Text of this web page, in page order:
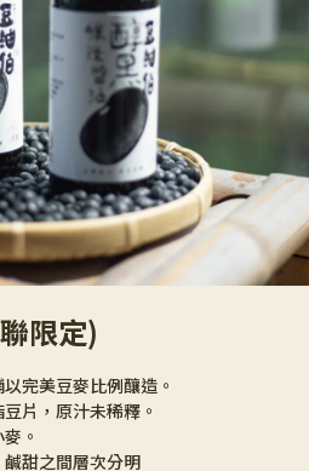
限定)
完美豆麥比例釀造。
片，原汁未稀釋。
。
甜之間層次分明